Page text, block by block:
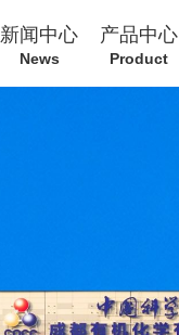
新闻中心
News
产品中心
Product